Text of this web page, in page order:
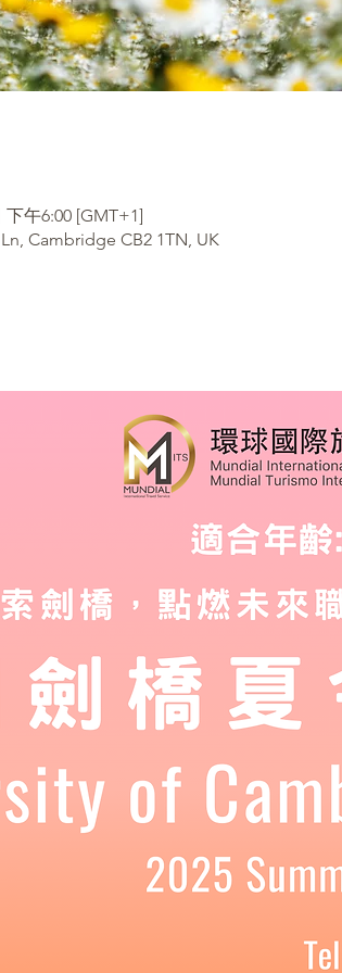
下午6:00 [GMT+1]
Cambridge CB2 1TN, UK